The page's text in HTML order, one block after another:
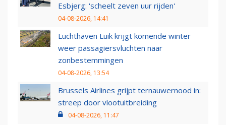
Esbjerg: 'scheelt zeven uur rijden'
04-08-2026, 14:41
Luchthaven Luik krijgt komende winter
weer passagiersvluchten naar
zonbestemmingen
04-08-2026, 13:54
Brussels Airlines grijpt ternauwernood in:
streep door vlootuitbreiding
04-08-2026, 11:47